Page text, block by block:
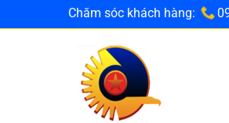
qua
Chăm sóc khách hàng: